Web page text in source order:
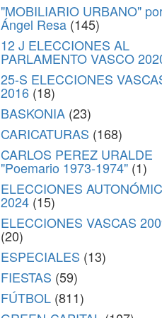
"MOBILIARIO URBANO"
Ángel Resa (145)
12 J ELECCIONES AL
PARLAMENTO VASCO
25-S ELECCIONES
2016 (18)
BASKONIA (23)
CARICATURAS (168)
CARLOS PEREZ URALDE
"Poemario 1973-1974" (1)
ELECCIONES
2024 (15)
ELECCIONES VASCAS
(20)
ESPECIALES (13)
FIESTAS (59)
FÚTBOL (811)